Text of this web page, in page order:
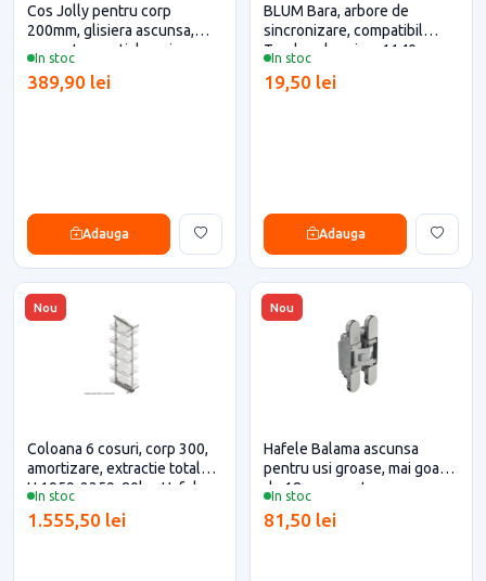
In stoc
Cos Jolly pentru corp
200mm, glisiera ascunsa,
separatoare sticle, gri
389,90 lei
Adauga
In stoc
BLUM Bara, arbore de
sincronizare, compatibil
Tandem, lungime 1140 mm
eficiente
19,50 lei
Adauga
Nou
In stoc
Coloana 6 cosuri, corp 300,
amortizare, extractie totala,
H 1959-2359, 80kg, Hafele
eficiente
1.555,50 lei
Nou
In stoc
Hafele Balama ascunsa
pentru usi groase, mai goase
de 18mm, montare ascunsa,
81,50 lei